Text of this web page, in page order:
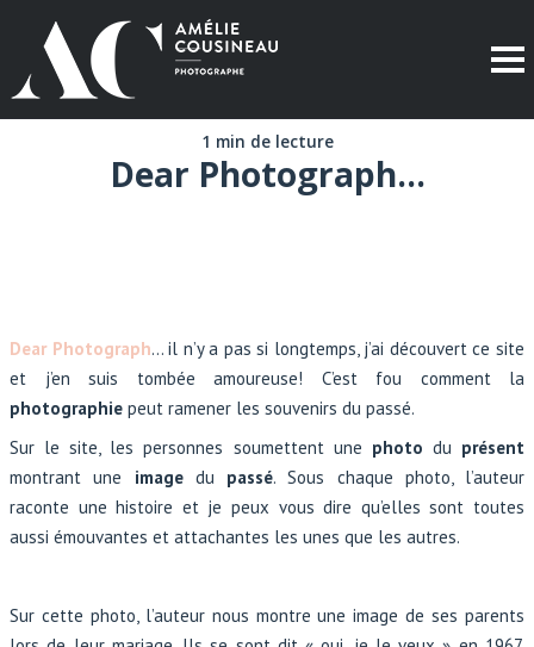
1 min de lecture
Dear Photograph…
Dear Photograph… il n’y a pas si longtemps, j’ai découvert ce site
et j’en suis tombée amoureuse! C’est fou comment la
photographie peut ramener les souvenirs du passé.
Sur le site, les personnes soumettent une photo du présent
montrant une imagedu passé. Sous chaque photo, l’auteur
raconte une histoire et je peux vous dire qu’elles sont toutes
aussi émouvantes et attachantes les unes que les autres.
Sur cette photo, l’auteur nous montre une image de ses parents